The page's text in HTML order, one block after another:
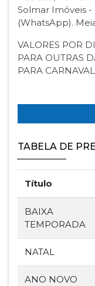
Solmar Imóveis -
(WhatsApp).
VALORES POR
PARA OUTRAS
PARA
TABELA DE
Título
BAIXA
TEMPORADA
NATAL
ANO NOVO